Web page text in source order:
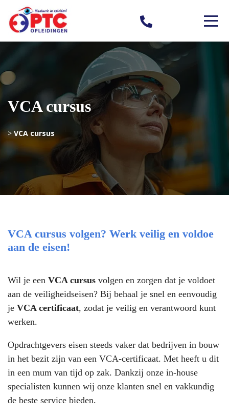
VCA cursus
> VCA cursus
VCA cursus volgen? Werk veilig en voldoe
aan de eisen!
Wil je een VCA cursus volgen en zorgen dat je voldoet
aan de veiligheidseisen? Bij behaal je snel en eenvoudig
je VCA certificaat, zodat je veilig en verantwoord kunt
werken.
Opdrachtgevers eisen steeds vaker dat bedrijven in bouw
in het bezit zijn van een VCA-certificaat. Met heeft u dit
in een mum van tijd op zak. Dankzij onze in-house
specialisten kunnen wij onze klanten snel en vakkundig
de beste service bieden.